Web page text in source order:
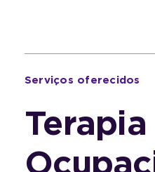
Serviços oferecidos
Terapia